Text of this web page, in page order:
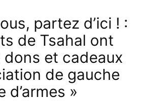
partez d’ici ! :
de Tsahal ont
dons et cadeaux
de gauche
d’armes »